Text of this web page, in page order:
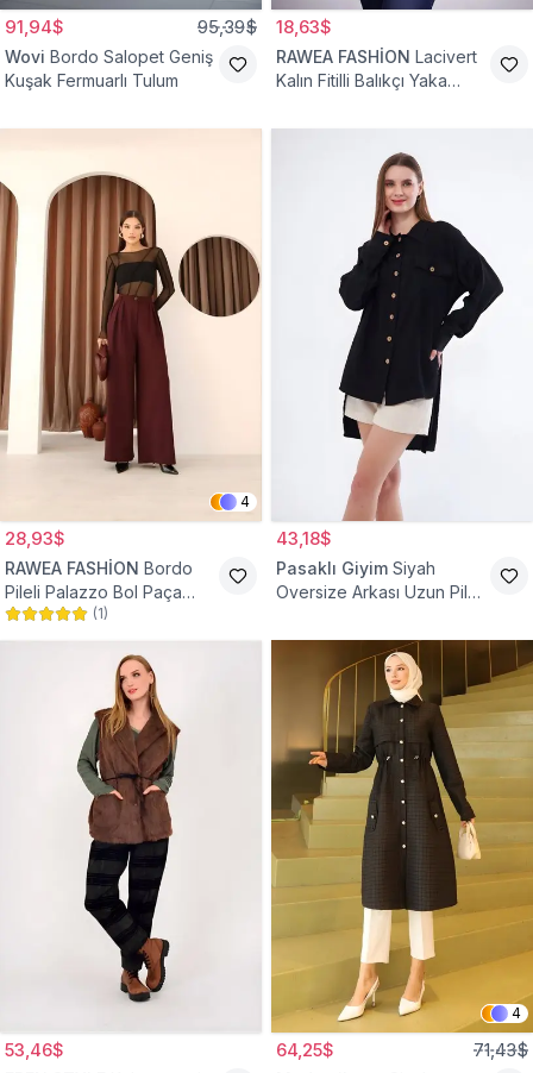
91,94$ 95,39$
Wovi Bordo Salopet Geniş
Kuşak Fermuarlı Tulum
18,63$
RAWEA FASHİON Lacivert
Kalın Fitilli Balıkçı Yaka
4
28,93$
RAWEA FASHİON Bordo
Pileli Palazzo Bol Paça
Yüksek Bel Tesettür
Pantolon
(1)
43,18$
Pasaklı Giyim Siyah
Oversize Arkası Uzun Pileli
53,46$
4
64,25$ 71,43$